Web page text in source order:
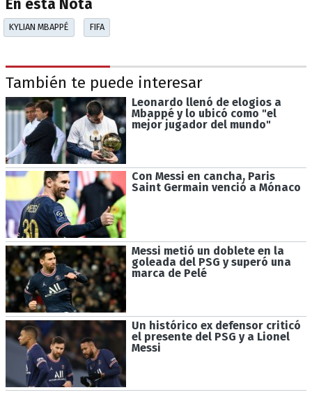
En esta Nota
KYLIAN MBAPPÉ FIFA
También te puede interesar
Leonardo llenó de elogios a
Mbappé y lo ubicó como "el
mejor jugador del mundo"
Con Messi en cancha, Paris
Saint Germain venció a Mónaco
Messi metió un doblete en la
goleada del PSG y superó una
marca de Pelé
Un histórico ex defensor criticó
el presente del PSG y a Lionel
Messi